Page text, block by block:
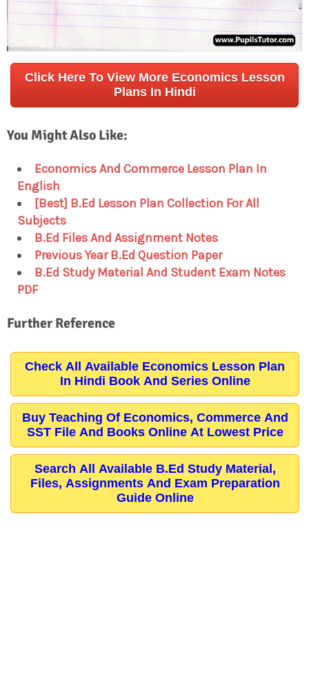
Click Here To View More Economics Lesson
Plans In Hindi
You Might Also Like:
Economics And Commerce Lesson Plan In
English
[Best] B.Ed Lesson Plan Collection For All
Subjects
B.Ed Files And Assignment Notes
Previous Year B.Ed Question Paper
B.Ed Study Material And Student Exam Notes
PDF
Further Reference
Check All Available Economics Lesson Plan
In Hindi Book And Series Online
Buy Teaching Of Economics, Commerce And
SST File And Books Online At Lowest Price
Search All Available B.Ed Study Material,
Files, Assignments And Exam Preparation
Guide Online